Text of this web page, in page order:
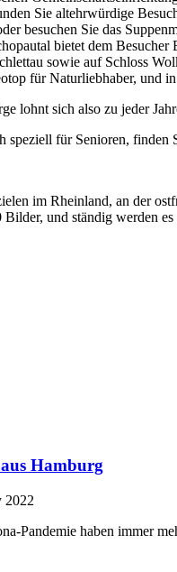
Sie altehrwürdige
besuchen Sie das
bietet dem
sowie auf Schloss
für Naturliebhaber, und
lohnt sich also zu jeder
speziell für Senioren, finden
im Rheinland, an der
Bilder, und ständig werden
Hamburg
2022
Pandemie haben immer